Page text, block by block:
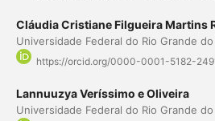
Cláudia Cristiane Filgueira Martins
Universidade Federal do Rio Grande
https://orcid.org/0000-0001-5182-
Lannuuzya Veríssimo e Oliveira
Universidade Federal do Rio Grande